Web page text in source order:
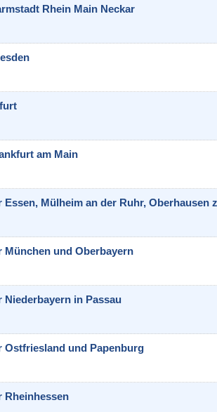
Rhein Main Neckar
am Main
Mülheim an der Ruhr, Oberhausen
München und Oberbayern
in Passau
Ostfriesland und Papenburg
Rheinhessen